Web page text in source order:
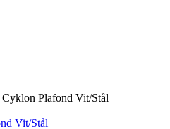
Cyklon Plafond Vit/Stål